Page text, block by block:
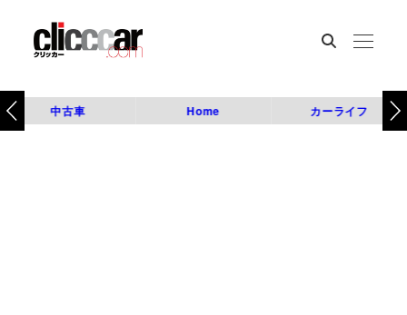
中古車 Home カーライフ